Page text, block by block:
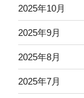
2025年10月
2025年9月
2025年8月
2025年7月